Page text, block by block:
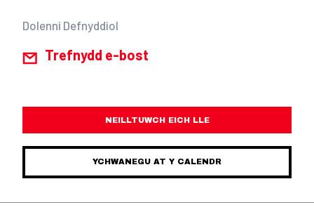
Dolenni Defnyddiol
Trefnydd e-bost
NEILLTUWCH EICH LLE
YCHWANEGU AT Y CALENDR